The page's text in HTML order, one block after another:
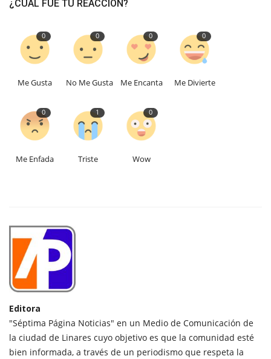
¿CUAL FUE TU REACCIÓN?
0
Me Gusta
0
No Me Gusta
0
Me Encanta
0
Me Divierte
0
Me Enfada
1
Triste
0
Wow
Editora
"Séptima Página Noticias" en un Medio de Comunicación de
la ciudad de Linares cuyo objetivo es que la comunidad esté
bien informada, a través de un periodismo que respeta la